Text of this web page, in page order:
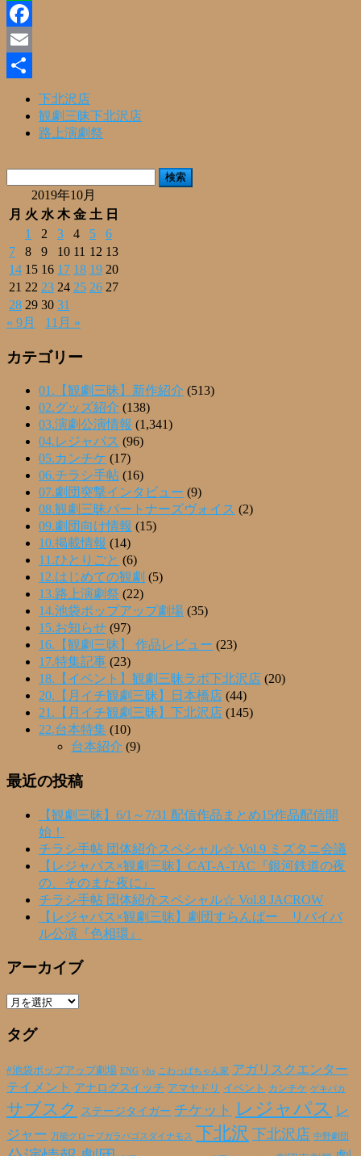
Line
Facebook
Email
下北沢店
観劇三昧下北沢店
路上演劇祭
2019年10月
月 火 水 木 金 土 日
1
2 3 4 5
6
7
8 9 10 11 12 13
14 15 16 17 18 19 20
21 22 23 24 25 26 27
28 29 30 31
« 9月
11月 »
カテゴリー
01.【観劇三昧】新作紹介 (513)
02.グッズ紹介 (138)
03.演劇公演情報 (1,341)
04.レジャパス (96)
05.カンチケ (17)
06.チラシ手帖 (16)
07.劇団突撃インタビュー (9)
08.観劇三昧パートナーズヴォイス (2)
09.劇団向け情報 (15)
10.掲載情報 (14)
11.ひとりごと (6)
12.はじめての観劇 (5)
13.路上演劇祭 (22)
14.池袋ポップアップ劇場 (35)
15.お知らせ (97)
16.【観劇三昧】 作品レビュー (23)
17.特集記事 (23)
18.【イベント】観劇三昧ラボ下北沢店 (20)
20.【月イチ観劇三昧】日本橋店 (44)
21.【月イチ観劇三昧】下北沢店 (145)
22.台本特集 (10)
台本紹介 (9)
最近の投稿
【観劇三昧】6/1～7/31 配信作品まとめ15作品配信開
始！
チラシ手帖 団体紹介スペシャル☆ Vol.9 ミズタニ会議
【レジャパス×観劇三昧】CAT-A-TAC『銀河鉄道の夜
の、そのまた夜に』
チラシ手帖 団体紹介スペシャル☆ Vol.8 JACROW
【レジャパス×観劇三昧】劇団すらんばー リバイバ
ル公演『色相環』
アーカイブ
ア
カ
ブ
タグ
#池袋ポップアップ劇場 ENG yhs こわっぱちゃん家 アガリスクエンター
テイメント アナログスイッチ アマヤドリ イベント カンチケ ゲキバカ
サブスク ステージタイガー チケット レジャパス レ
ジャー 万能グローブガラパゴスダイナモス 下北沢 下北沢店 中野劇団